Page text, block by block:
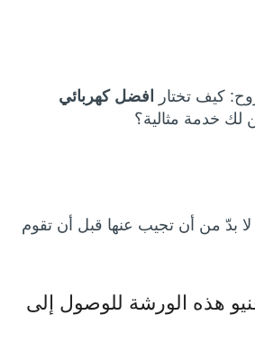
كيف تختار
افضل كهربائي
لك خدمة مثالية؟
لا بدّ من أن تجيب عنها قبل أن تقوم
هذه الورشة للوصول إلى